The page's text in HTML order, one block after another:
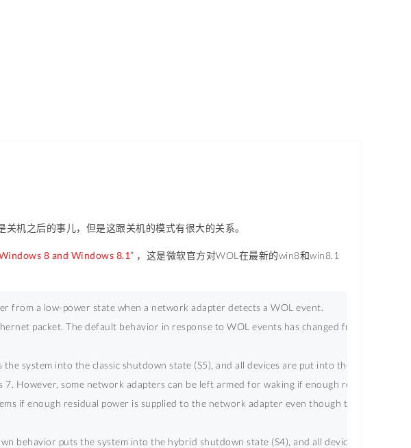
机之后的事儿，但是这跟关机的模式有很大的关系。
8 and Windows 8.1” ，这是微软官方对WOL在最新的win8和win8.1
from a low-power state when a network adapter detects a WOL event.
packet. The default behavior in response to WOL events has changed from
system into the classic shutdown state (S5), and all devices are put into the lowest
However, some network adapters can be left armed for waking if enough residual power
if enough residual power is supplied to the network adapter even though the system is
behavior puts the system into the hybrid shutdown state (S4), and all devices are put